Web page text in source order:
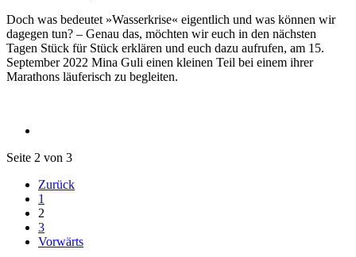
Doch was bedeutet »Wasserkrise« eigentlich und was können wir
dagegen tun? – Genau das, möchten wir euch in den nächsten
Tagen Stück für Stück erklären und euch dazu aufrufen, am 15.
September 2022 Mina Guli einen kleinen Teil bei einem ihrer
Marathons läuferisch zu begleiten.
Seite 2 von 3
Zurück
1
2
3
Vorwärts